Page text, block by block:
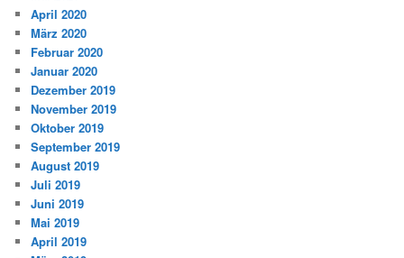
April 2020
März 2020
Februar 2020
Januar 2020
Dezember 2019
November 2019
Oktober 2019
September 2019
August 2019
Juli 2019
Juni 2019
Mai 2019
April 2019